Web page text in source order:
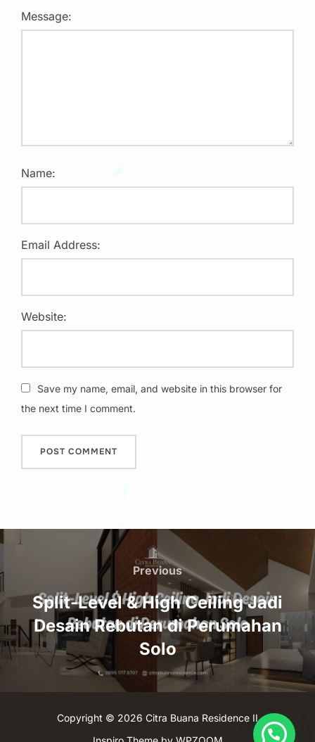
Message:
Name:
Email Address:
Website:
Save my name, email, and website in this browser for
the next time I comment.
Post
navigation
Previous
Previous
Split-Level & High Ceiling Jadi
Desain Rebutan di Perumahan
Solo
Copyright © 2026 Citra Buana Residence II